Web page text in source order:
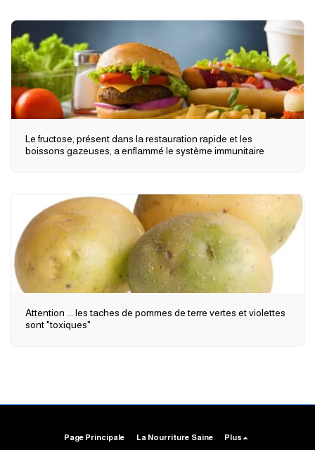
Le fructose, présent dans la restauration rapide et les
boissons gazeuses, a enflammé le système immunitaire
Attention ... les taches de pommes de terre vertes et violettes
sont "toxiques"
Page Principale La Nourriture Saine Plus